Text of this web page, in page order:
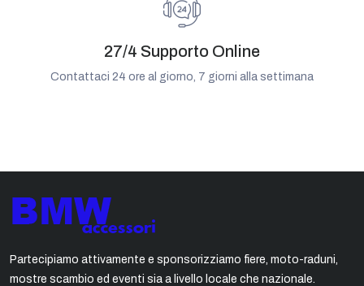
27/4 Supporto Online
Contattaci 24 ore al giorno, 7 giorni alla settimana
Partecipiamo attivamente e sponsorizziamo fiere, moto-raduni,
mostre scambio ed eventi sia a livello locale che nazionale.